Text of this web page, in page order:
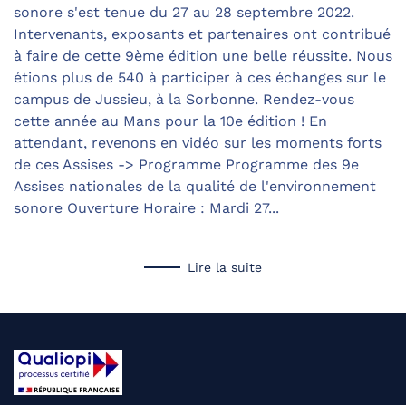
sonore s'est tenue du 27 au 28 septembre 2022.
Intervenants, exposants et partenaires ont contribué
à faire de cette 9ème édition une belle réussite. Nous
étions plus de 540 à participer à ces échanges sur le
campus de Jussieu, à la Sorbonne. Rendez-vous
cette année au Mans pour la 10e édition ! En
attendant, revenons en vidéo sur les moments forts
de ces Assises -> Programme Programme des 9e
Assises nationales de la qualité de l'environnement
sonore Ouverture Horaire : Mardi 27...
Lire la suite